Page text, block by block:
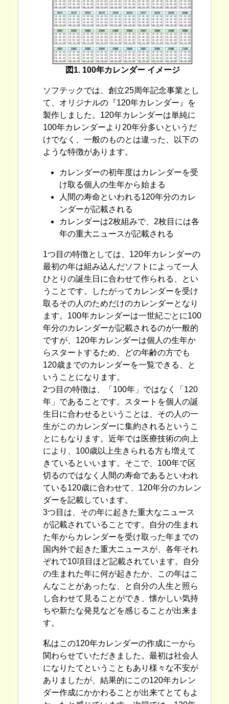
図1. 100年カレンダー イメージ
ソフテックでは、創立25周年記念事業とし
て、オリジナルの『120年カレンダー』を
製作しました。120年カレンダーは単純に
100年カレンダーより20年分多いというだ
けでなく、一般のものとは違った、以下の
ような特徴があります。
カレンダーの初年度はカレンダーを受
け取る個人の生年から始まる
人間の寿命といわれる120年分のカレ
ンダーが記載される
カレンダーは2枚組みで、2枚目には各
年の重大ニュースが記載される
1つ目の特徴としては、120年カレンダーの
最初の年は組み込んだソフトによって一人
ひとりの誕生日に合わせて作られる、とい
うことです。したがってカレンダーを受け
取るその人のためだけのカレンダーとなり
ます。100年カレンダーは一世紀ごとに100
年分のカレンダーが記載されるのが一般的
ですが、120年カレンダーは個人の生年か
らスタートするため、どの年齢の方でも
120歳までのカレンダーを一覧できる、と
いうことになります。
2つ目の特徴は、「100年」ではなく「120
年」であることです。スタートを個人の誕
生日に合わせるということは、その人の一
生がこのカレンダーに集約されるというこ
とにもなります。近年では医療技術の向上
により、100歳以上生きられる方も増えて
きているといいます。そこで、100年で区
切るのではなく人間の寿命であるといわれ
ている120歳に合わせて、120年分のカレン
ダーを記載しています。
3つ目は、その年に起きた重大なニュース
が記載されていることです。自分の生まれ
た年からカレンダーを受け取った年までの
国内外で起きた重大ニュースが、各年それ
ぞれで10項目ほど記載されています。自分
の生まれた年に何が起きたか、この年はこ
んなことがあったな、と自分の人生と照ら
し合わせて見ることができ、懐かしい気持
ちや新たな発見などを感じることが出来ま
す。
私はこの120年カレンダーの作成に一から
関わらせていただきました。最初は社会人
になりたてということもあり様々な不安が
ありましたが、結果的にこの120年カレン
ダー作成にかかわることが出来てとてもよ